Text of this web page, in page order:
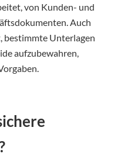
von Kunden- und
Auch
bestimmte Unterlagen
aufzubewahren,